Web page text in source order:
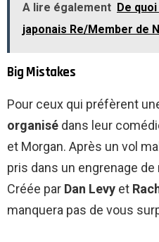
A lire également De
japonais Re/Member de
Big Mistakes
Pour ceux qui préfèrent
organisé dans leur
et Morgan. Après un vol
pris dans un engrenage
Créée par Dan Levy et
manquera pas de vous